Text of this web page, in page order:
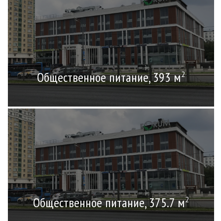
Общественное питание, 393 м2
Общественное питание, 375.7 м2